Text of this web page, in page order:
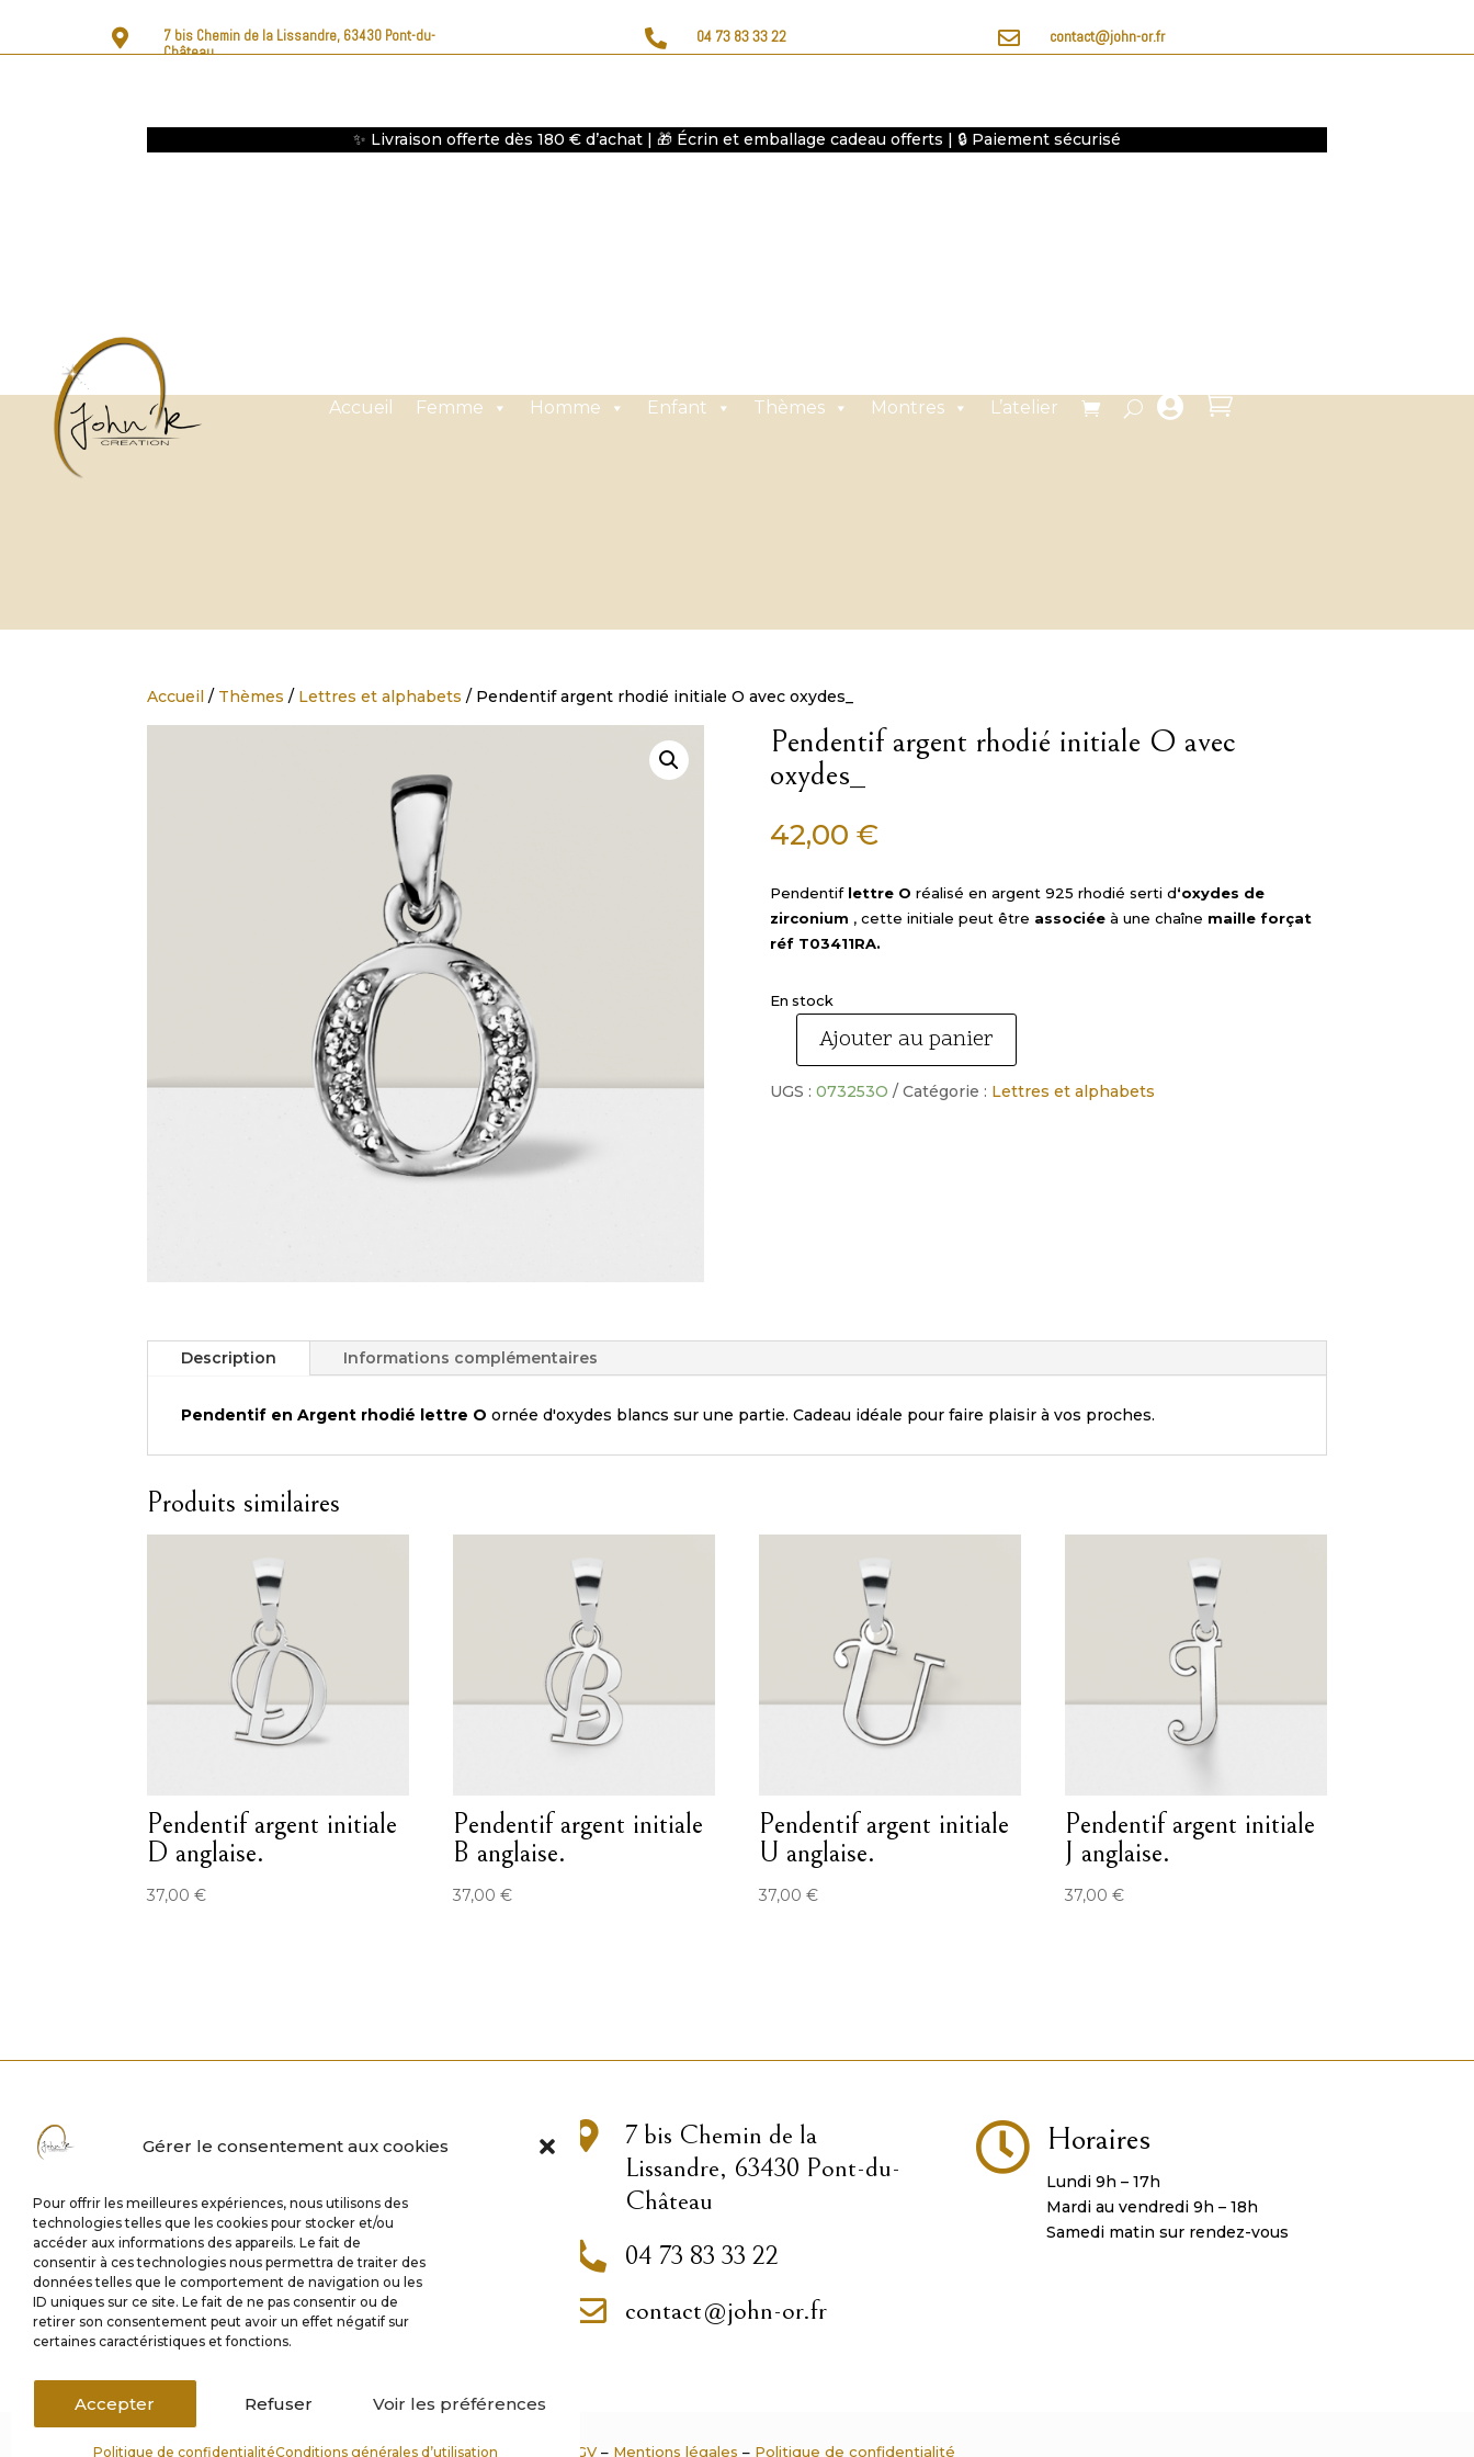
Gérer le consentement aux cookies
Pour offrir les meilleures expériences, nous utilisons des
technologies telles que les cookies pour stocker et/ou
accéder aux informations des appareils. Le fait de
consentir à ces technologies nous permettra de traiter des
données telles que le comportement de navigation ou les
ID uniques sur ce site. Le fait de ne pas consentir ou de
retirer son consentement peut avoir un effet négatif sur
certaines caractéristiques et fonctions.
Accepter Refuser Voir les préférences
Politique de confidentialitéConditions générales d’utilisation

7 bis Chemin de la Lissandre, 63430 Pont-du-
Château
 04 73 83 33 22  contact@john-or.fr
✨ Livraison offerte dès 180 € d’achat | 🎁 Écrin et emballage cadeau offerts | 🔒 Paiement sécurisé
Accueil Femme Homme Enfant Thèmes Montres L’atelier  
Accueil / Thèmes / Lettres et alphabets / Pendentif argent rhodié initiale O avec oxydes_
Pendentif argent rhodié initiale O avec
oxydes_
42,00 €
Pendentiflettre O réalisé en argent 925 rhodié serti d‘oxydes de
zirconium , cette initiale peut être associéeà une chaîne maille forçat
réf T03411RA.
En stock
quantité
Pendentif
Ajouter au panier
UGS : 073253O Catégorie : Lettres et alphabets
Description Informations complémentaires
Pendentif enArgent rhodié lettre O ornée d'oxydes blancs sur une partie. Cadeau idéale pour faire plaisir à vos proches.
Produits similaires
Pendentif argent initiale
D anglaise.
37,00€
Pendentif argent initiale
B anglaise.
37,00€
Pendentif argent initiale
U anglaise.
37,00€
Pendentif argent initiale
J anglaise.
37,00€

7 bis Chemin de la
Lissandre, 63430 Pont-du-
Château
 04 73 83 33 22
 contact@john-or.fr
 Horaires
Lundi 9h – 17h
Mardi au vendredi 9h – 18h
Samedi matin sur rendez-vous
CGV– Mentions légales – Politique de confidentialité